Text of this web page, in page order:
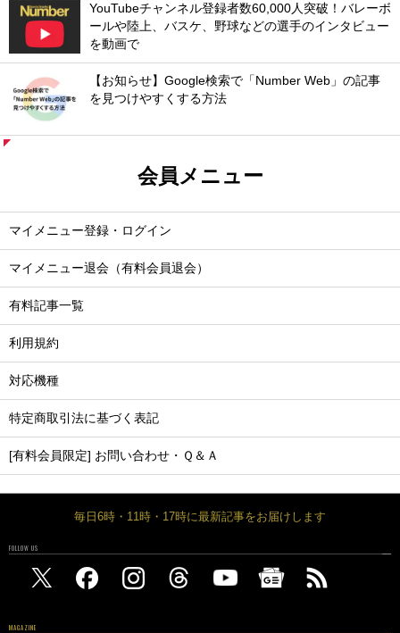
YouTubeチャンネル登録者数60,000人突破！バレーボ
ールや陸上、バスケ、野球などの選手のインタビュー
を動画で
【お知らせ】Google検索で「Number Web」の記事
を見つけやすくする方法
会員メニュー
マイメニュー登録・ログイン
マイメニュー退会（有料会員退会）
有料記事一覧
利用規約
対応機種
特定商取引法に基づく表記
[有料会員限定] お問い合わせ・Ｑ＆Ａ
毎日6時・11時・17時に最新記事をお届けします
FOLLOW US
MAGAZINE